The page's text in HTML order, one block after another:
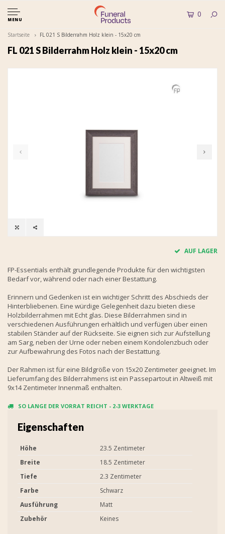
MENU
0
Startseite FL 021 S Bilderrahm Holz klein - 15x20 cm
FL 021 S Bilderrahm Holz klein - 15x20 cm
AUF LAGER
FP-Essentials enthält grundlegende Produkte für den wichtigsten
Bedarf vor, während oder nach einer Bestattung.
Erinnern und Gedenken ist ein wichtiger Schritt des Abschieds der
Hinterbliebenen. Eine würdige Gelegenheit dazu bieten diese
Holzbilderrahmen mit Echt glas. Diese Bilderrahmen sind in
verschiedenen Ausführungen erhältlich und verfügen über einen
stabilen Ständer auf der Rückseite. Sie eignen sich zur Aufstellung
am Sarg, neben der Urne oder neben einem Kondolenzbuch oder
zur Aufbewahrung des Fotos nach der Bestattung.
Der Rahmen ist für eine Bildgröße von 15x20 Zentimeter geeignet. Im
Lieferumfang des Bilderrahmens ist ein Passepartout in Altweiß mit
9x14 Zentimeter Innenmaß enthalten.
SO LANGE DER VORRAT REICHT - 2-3 WERKTAGE
Eigenschaften
Höhe
23.5 Zentimeter
Breite
18.5 Zentimeter
Tiefe
2.3 Zentimeter
Farbe
Schwarz
Ausführung
Matt
Zubehör
Keines